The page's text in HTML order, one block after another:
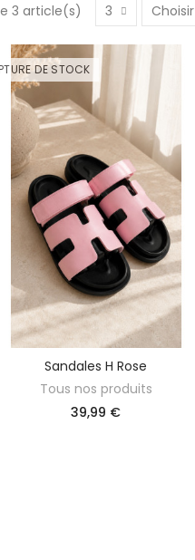
3 article(s) 3 Choisir
DE STOCK
DÉCOUVRIR
Sandales H Rose
Tous nos produits
39,99 €